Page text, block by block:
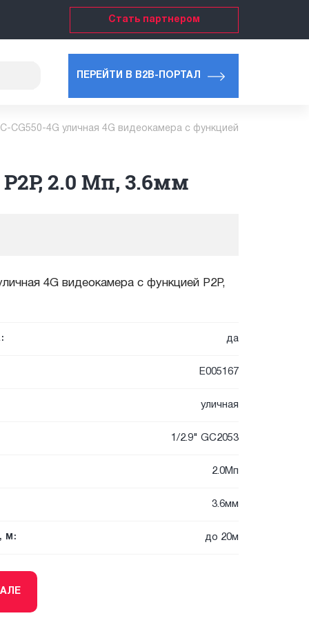
Стать партнером
ПЕРЕЙТИ В B2B-ПОРТАЛ
CG550-4G уличная 4G видеокамера с функцией
2.0 Мп, 3.6мм
4G видеокамера с функцией P2P,
да
E005167
уличная
1/2.9" GC2053
2.0Мп
3.6мм
М: до 20м